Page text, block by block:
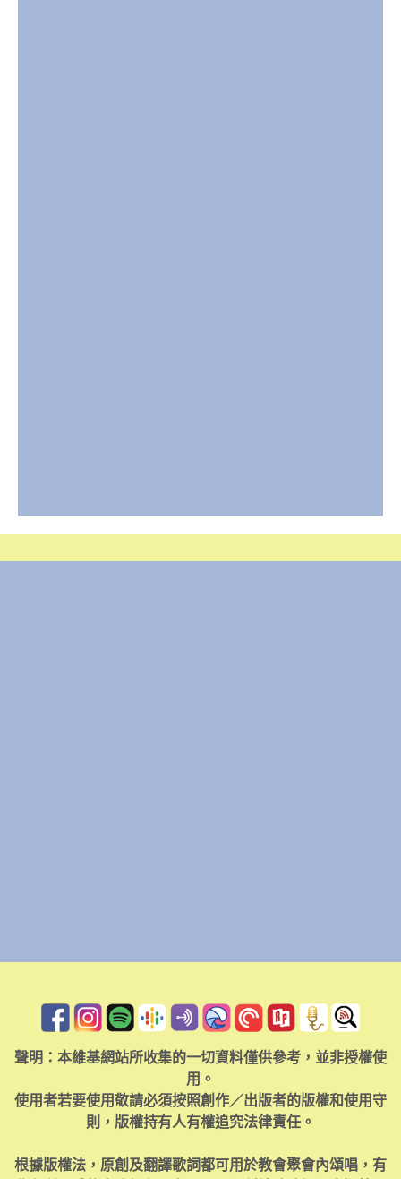
聲明：本維基網站所收集的一切資料僅供參考，並非授權使
用。
使用者若要使用敬請必須按照創作／出版者的版權和使用守
則，版權持有人有權追究法律責任。
根據版權法，原創及翻譯歌詞都可用於教會聚會內頌唱，有